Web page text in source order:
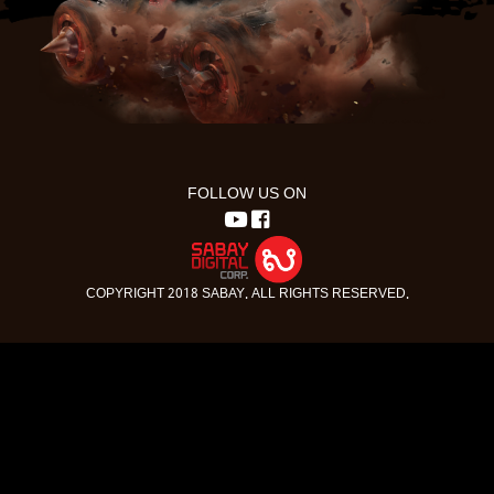
FOLLOW US ON
COPYRIGHT 2018 SABAY. ALL RIGHTS RESERVED.